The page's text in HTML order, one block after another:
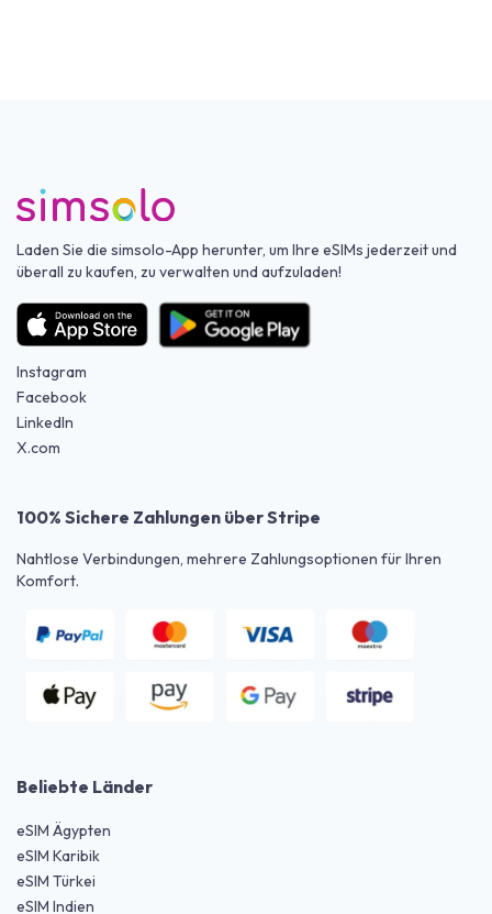
Laden Sie die simsolo-App herunter, um Ihre eSIMs jederzeit und
überall zu kaufen, zu verwalten und aufzuladen!
Instagram
Facebook
LinkedIn
X.com
100% Sichere Zahlungen über Stripe
Nahtlose Verbindungen, mehrere Zahlungsoptionen für Ihren
Komfort.
Beliebte Länder
eSIM Ägypten
eSIM Karibik
eSIM Türkei
eSIM Indien